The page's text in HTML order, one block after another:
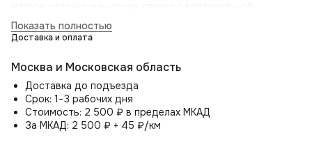
строчкой обеспечивают удобство во время работы или
отдыха.
Где использовать?
🏠 Дом — отличное решение для гостиной, кабинета,
спальни или столовой.
💼 Офис — подойдет для рабочих кабинетов,
переговорных и лаунж-зон.
☕ Кафе и коворкинги — благодаря износостойкости
Показать полностью
Доставка и оплата
Москва и Московская область
Доставка до подъезда
Срок: 1−3 рабочих дня
Стоимость: 2 500 ₽ в пределах МКАД
За МКАД: 2 500 ₽ + 45 ₽/км